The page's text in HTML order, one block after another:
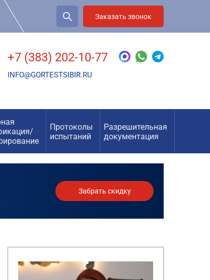
Заказать звонок
+7 (383) 202-10-77
INFO@GORTESTSIBIR.RU
Протоколы
испытаний
Разрешительная
документация
Забрать скидку